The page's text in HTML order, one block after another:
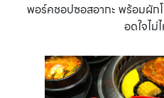
พอร์คชอปซอสอากะ พร้อมผัก
อดใจไม่